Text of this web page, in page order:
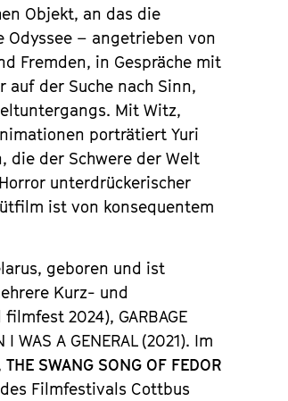
Objekt, an das die
– angetrieben von
Fremden, in Gespräche mit
auf der Suche nach Sinn,
Mit Witz,
porträtiert Yuri
die der Schwere der Welt
unterdrückerischer
ist von konsequentem
geboren und ist
Kurz- und
filmfest 2024), GARBAGE
I WAS A GENERAL(2021). Im
THE SWANG SONG OF FEDOR
Filmfestivals Cottbus